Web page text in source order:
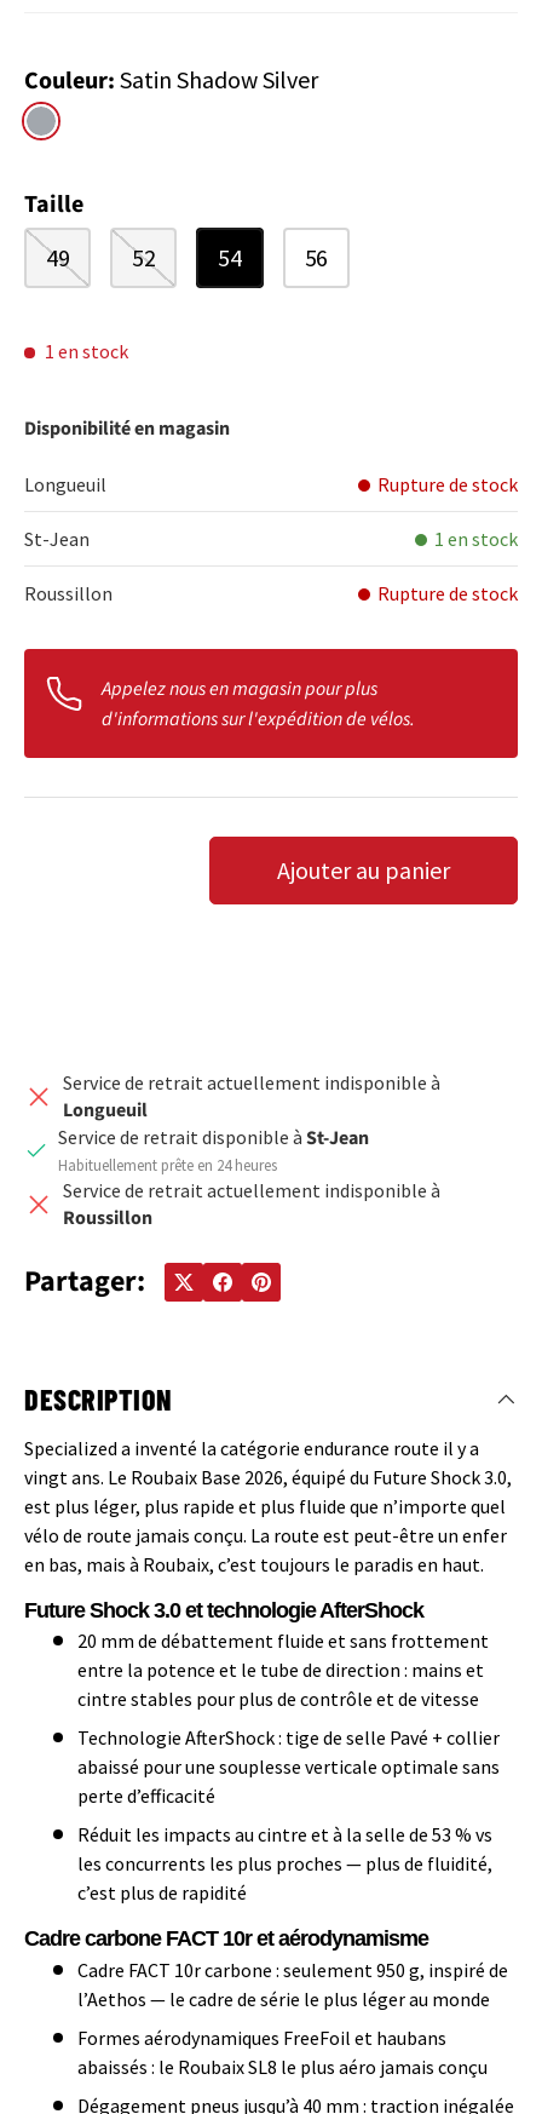
Couleur: Satin Shadow Silver
Satin Shadow Silver
Taille
49 52 54 56
1 en stock
Disponibilité en magasin
Longueuil Rupture de stock
St-Jean 1 en stock
Roussillon Rupture de stock
Appelez nous en magasin pour plus
d'informations sur l'expédition de vélos.
DIMINUER LA QUANTITÉ
AUGMENTER LA QUANTITÉ
Ajouter au panier
Service de retrait actuellement indisponible à
Longueuil
Service de retrait disponible à St-Jean
Habituellement prête en 24 heures
Service de retrait actuellement indisponible à
Roussillon
Partager:
DESCRIPTION
Specialized a inventé la catégorie endurance route il y a
vingt ans. Le Roubaix Base 2026, équipé du Future Shock 3.0,
est plus léger, plus rapide et plus fluide que n’importe quel
vélo de route jamais conçu. La route est peut-être un enfer
en bas, mais à Roubaix, c’est toujours le paradis en haut.
Future Shock 3.0 et technologie AfterShock
20 mm de débattement fluide et sans frottement
entre la potence et le tube de direction : mains et
cintre stables pour plus de contrôle et de vitesse
Technologie AfterShock : tige de selle Pavé + collier
abaissé pour une souplesse verticale optimale sans
perte d’efficacité
Réduit les impacts au cintre et à la selle de 53 % vs
les concurrents les plus proches — plus de fluidité,
c’est plus de rapidité
Cadre carbone FACT 10r et aérodynamisme
Cadre FACT 10r carbone : seulement 950 g, inspiré de
l’Aethos — le cadre de série le plus léger au monde
Formes aérodynamiques FreeFoil et haubans
abaissés : le Roubaix SL8 le plus aéro jamais conçu
Dégagement pneus jusqu’à 40 mm : traction inégalée